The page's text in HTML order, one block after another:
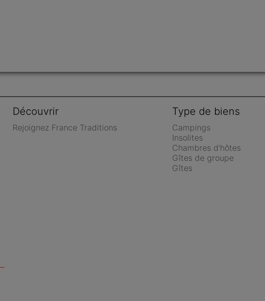
Découvrir
Rejoignez France Traditions
Type de biens
Campings
Insolites
Chambres d'hôtes
Gîtes de groupe
Gîtes